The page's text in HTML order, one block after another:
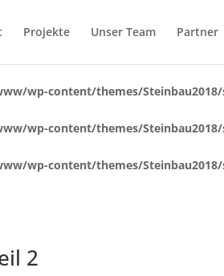
Projekte Unser Team Partner
wp-content/themes/
wp-content/themes/
wp-content/themes/
2